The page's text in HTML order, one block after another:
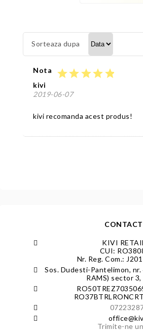
Sorteaza dupa
Nota starstarstarstarstar
kivi
2019-06-07
kivi recomanda acest produs!
CONTACT
KIVI
CUI:
Nr. Reg. Com.:
Sos. Dudesti-Pantelimon,
RAMS) sector
Trimite-ne